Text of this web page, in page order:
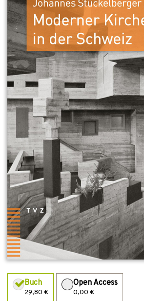
Buch
29,80 €
Open Access
0,00 €